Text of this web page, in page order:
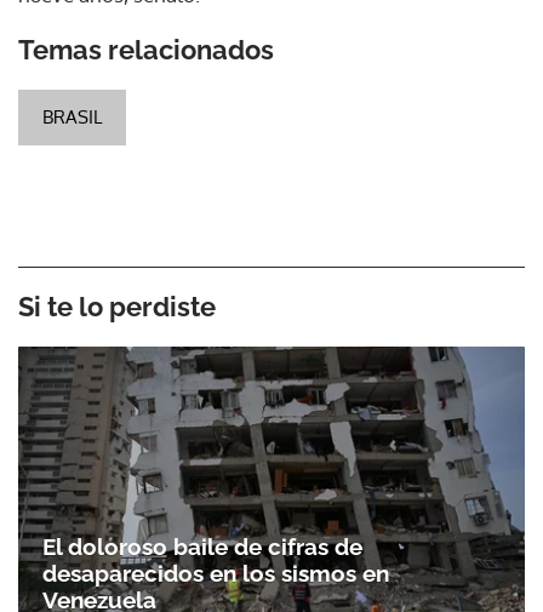
Temas relacionados
BRASIL
Si te lo perdiste
El doloroso baile de cifras de
desaparecidos en los sismos en
Venezuela